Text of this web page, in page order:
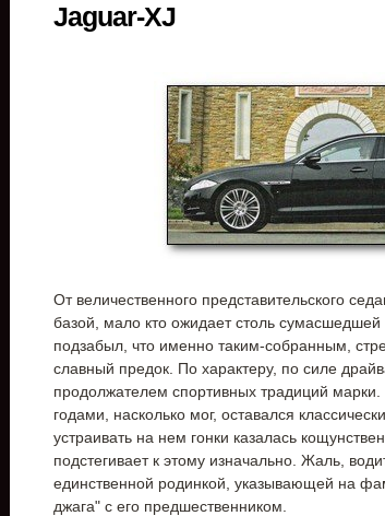
Jaguar-XJ
От величественного представительского
базой, мало кто ожидает столь
подзабыл, что именно таким-собранным,
славный предок. По характеру, по силе
продолжателем спортивных традиций
годами, насколько мог, оставался
устраивать на нем гонки казалась
подстегивает к этому изначально. Жаль,
единственной родинкой, указывающей на
джага" с его предшественником.